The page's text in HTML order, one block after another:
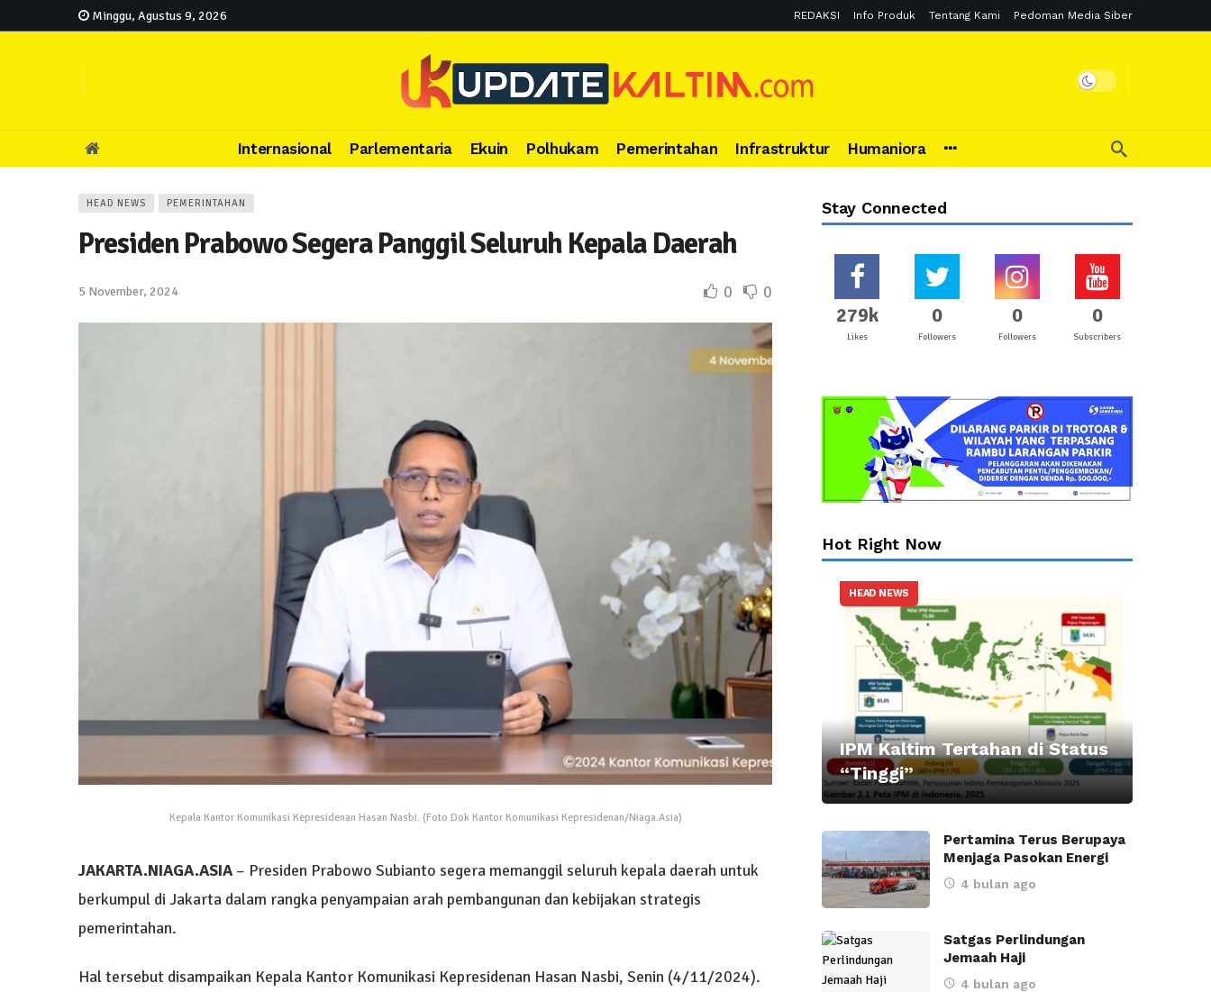
Minggu, Agustus 9, 2026 REDAKSI Info Produk Tentang Kami Pedoman Media Siber
Internasional Parlementaria Ekuin Polhukam Pemerintahan Infrastruktur Humaniora
HEAD NEWS PEMERINTAHAN
Presiden Prabowo Segera Panggil Seluruh Kepala Daerah
5 November, 2024 0 0
Kepala Kantor Komunikasi Kepresidenan Hasan Nasbi. (Foto Dok Kantor Komunikasi Kepresidenan/Niaga.Asia)
JAKARTA.NIAGA.ASIA – Presiden Prabowo Subianto segera memanggil seluruh kepala daerah untuk
berkumpul di Jakarta dalam rangka penyampaian arah pembangunan dan kebijakan strategis
pemerintahan.
Hal tersebut disampaikan Kepala Kantor Komunikasi Kepresidenan Hasan Nasbi, Senin (4/11/2024).
Stay Connected
279k
Likes
0
Followers
0
Followers
0
Subscribers
Hot Right Now
HEAD NEWS
IPM Kaltim Tertahan di Status
“Tinggi”
Pertamina Terus Berupaya
Menjaga Pasokan Energi
4 bulan ago
Satgas Perlindungan
Jemaah Haji
4 bulan ago